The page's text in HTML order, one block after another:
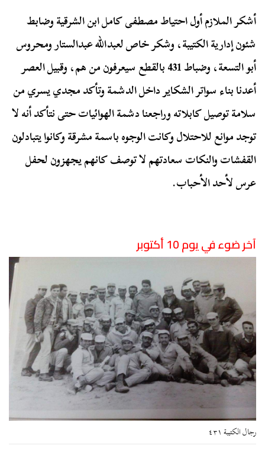
أشكر الملازم أول احتياط مصطفى كامل ابن الشرقية وضابط
شئون إدارية الكتيبة، وشكر خاص لعبدالله عبدالستار ومحروس
أبو التسعة، وضباط 431 بالقطع سيعرفون من هم، وقبيل العصر
أعدنا بناء سواتر الشكاير داخل الدشمة وتأكد مجدي يسري من
سلامة توصيل كابلاته وراجعنا دشمة الهوائيات حتى نتأكد أنه لا
توجد موانع للاحتلال وكانت الوجوه باسمة مشرقة وكانوا يتبادلون
القفشات والنكات سعادتهم لا توصف كانهم يجهزون لحفل
عرس لأحد الأحباب.
آخر ضوء في يوم 10 أكتوبر
رجال الكتيبة ٤٣١